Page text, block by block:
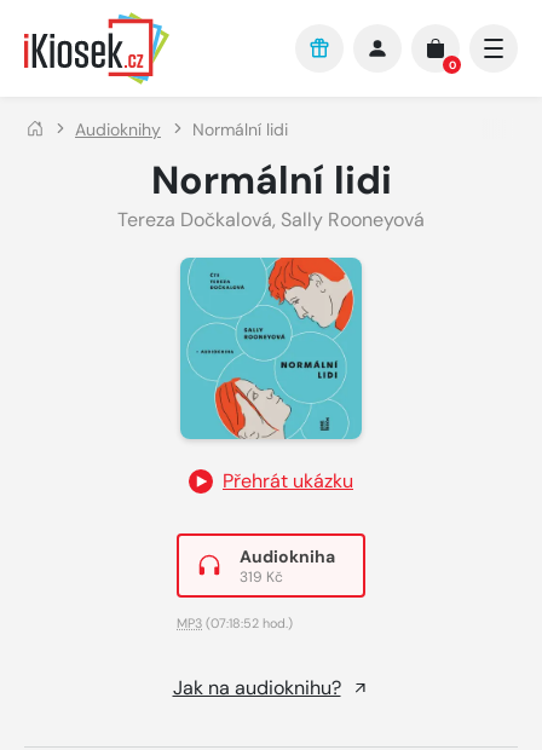
Přejít na hlavní obsah
0
Audioknihy Normální lidi
Normální lidi
Tereza Dočkalová, Sally Rooneyová
Přehrát ukázku
Audiokniha
319 Kč
MP3 (07:18:52 hod.)
Jak na audioknihu?